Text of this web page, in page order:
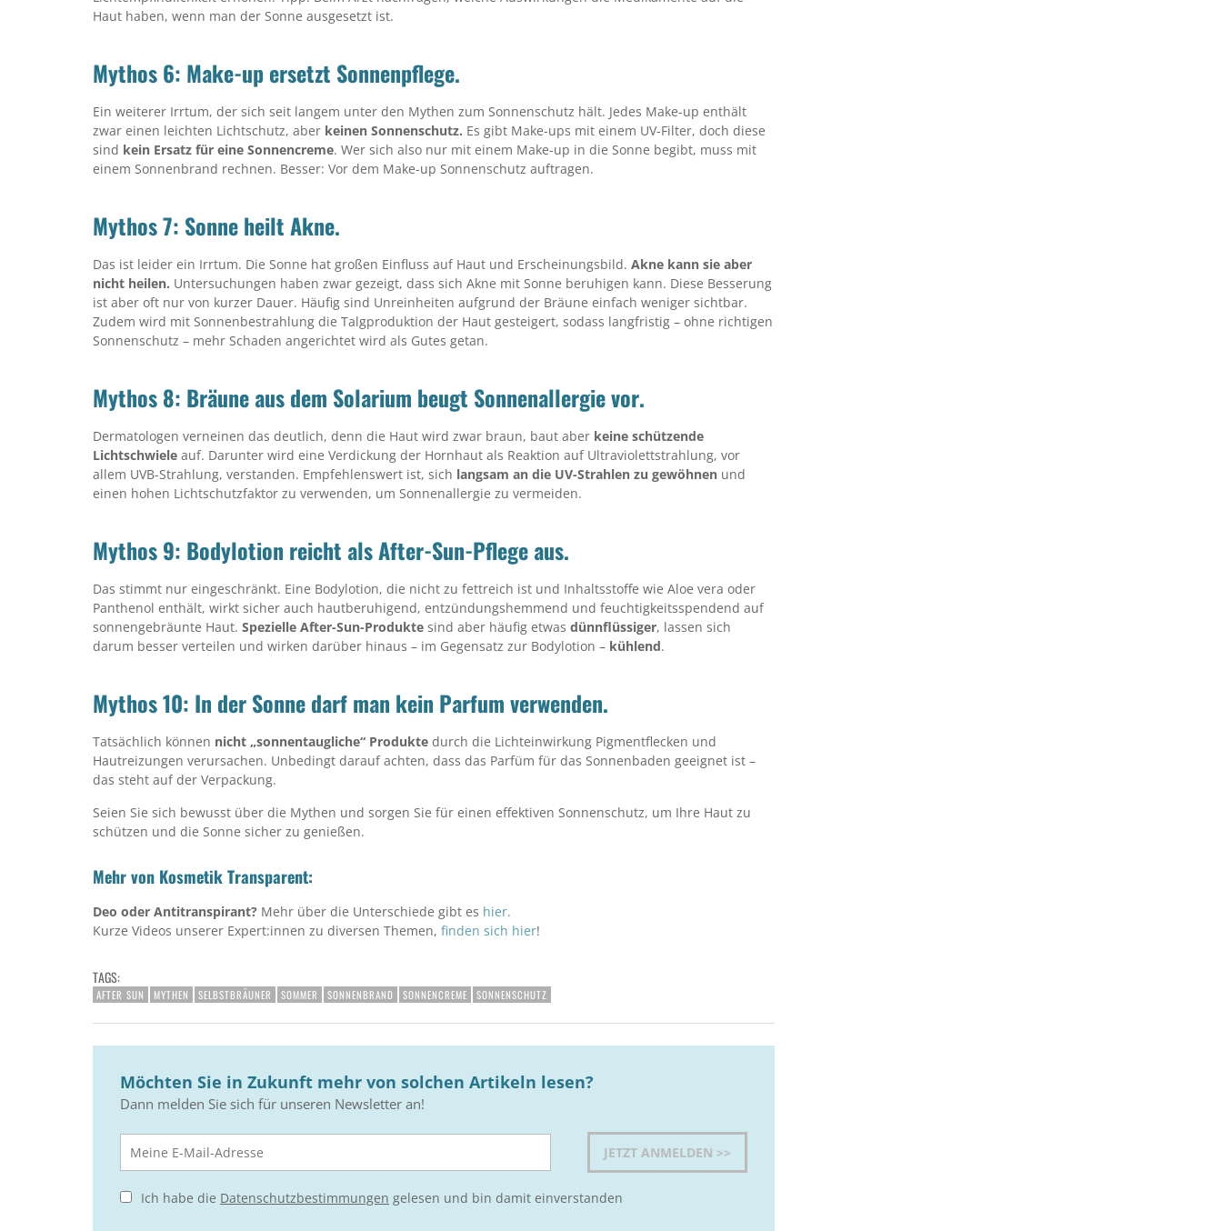
Haut haben, wenn man der Sonne ausgesetzt ist.
Mythos 6: Make-up ersetzt Sonnenpflege.
Ein weiterer Irrtum, der sich seit langem unter den Mythen zum Sonnenschutz hält. Jedes Make-up enthält
zwar einen leichten Lichtschutz, aber keinen Sonnenschutz. Es gibt Make-ups mit einem UV-Filter, doch diese
sind kein Ersatz für eine Sonnencreme. Wer sich also nur mit einem Make-up in die Sonne begibt, muss mit
einem Sonnenbrand rechnen. Besser: Vor dem Make-up Sonnenschutz auftragen.
Mythos 7: Sonne heilt Akne.
Das ist leider ein Irrtum. Die Sonne hat großen Einfluss auf Haut und Erscheinungsbild. Akne kann sie aber
nicht heilen. Untersuchungen haben zwar gezeigt, dass sich Akne mit Sonne beruhigen kann. Diese Besserung
ist aber oft nur von kurzer Dauer. Häufig sind Unreinheiten aufgrund der Bräune einfach weniger sichtbar.
Zudem wird mit Sonnenbestrahlung die Talgproduktion der Haut gesteigert, sodass langfristig – ohne richtigen
Sonnenschutz – mehr Schaden angerichtet wird als Gutes getan.
Mythos 8: Bräune aus dem Solarium beugt Sonnenallergie vor.
Dermatologen verneinen das deutlich, denn die Haut wird zwar braun, baut aber keine schützende
Lichtschwiele auf. Darunter wird eine Verdickung der Hornhaut als Reaktion auf Ultraviolettstrahlung, vor
allem UVB-Strahlung, verstanden. Empfehlenswert ist, sich langsam an die UV-Strahlen zu gewöhnen und
einen hohen Lichtschutzfaktor zu verwenden, um Sonnenallergie zu vermeiden.
Mythos 9: Bodylotion reicht als After-Sun-Pflege aus.
Das stimmt nur eingeschränkt. Eine Bodylotion, die nicht zu fettreich ist und Inhaltsstoffe wie Aloe vera oder
Panthenol enthält, wirkt sicher auch hautberuhigend, entzündungshemmend und feuchtigkeitsspendend auf
sonnengebräunte Haut. Spezielle After-Sun-Produkte sind aber häufig etwas dünnflüssiger, lassen sich
darum besser verteilen und wirken darüber hinaus – im Gegensatz zur Bodylotion – kühlend.
Mythos 10: In der Sonne darf man kein Parfum verwenden.
Tatsächlich können nicht „sonnentaugliche“ Produkte durch die Lichteinwirkung Pigmentflecken und
Hautreizungen verursachen. Unbedingt darauf achten, dass das Parfüm für das Sonnenbaden geeignet ist –
das steht auf der Verpackung.
Seien Sie sich bewusst über die Mythen und sorgen Sie für einen effektiven Sonnenschutz, um Ihre Haut zu
schützen und die Sonne sicher zu genießen.
Mehr von Kosmetik Transparent:
Deo oder Antitranspirant? Mehr über die Unterschiede gibt es hier.
Kurze Videos unserer Expert:innen zu diversen Themen, finden sich hier!
TAGS:
AFTER SUN MYTHEN SELBSTBRÄUNER SOMMER SONNENBRAND SONNENCREME SONNENSCHUTZ
Möchten Sie in Zukunft mehr von solchen Artikeln lesen?
Dann melden Sie sich für unseren Newsletter an!
Ich habe die Datenschutzbestimmungen gelesen und bin damit einverstanden